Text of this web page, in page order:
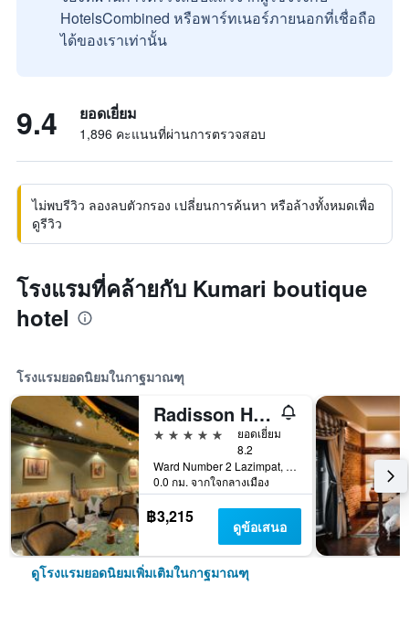
HotelsCombined หรือพาร์ทเนอร์ภายนอกที่เชื่อถือ
ได้ของเราเท่านั้น
9.4 ยอดเยี่ยม
1,896 คะแนนที่ผ่านการตรวจสอบ
ไม่พบรีวิว ลองลบตัวกรอง เปลี่ยนการค้นหา หรือล้างทั้งหมดเพื่อ
ดูรีวิว
โรงแรมที่คล้ายกับ Kumari boutique
hotel
โรงแรมยอดนิยมในกาฐมาณฑุ
Radisson Hotel Kathmandu
5 ดาว
ยอดเยี่ยม
8.2
Ward Number 2 Lazimpat, กาฐมาณฑุ, เนปาล
0.0 กม. จากใจกลางเมือง
฿3,215 ดูข้อเสนอ
ดูโรงแรมยอดนิยมเพิ่มเติมในกาฐมาณฑุ